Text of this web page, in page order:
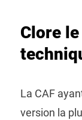
Clore
La CAF
version la